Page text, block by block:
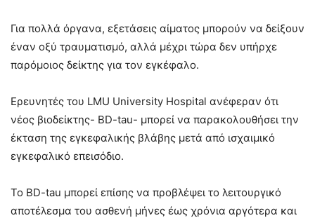
Για πολλά όργανα, εξετάσεις αίματος μπορούν να δείξουν
έναν οξύ τραυματισμό, αλλά μέχρι τώρα δεν υπήρχε
παρόμοιος δείκτης για τον εγκέφαλο.
Ερευνητές του LMU University Hospital ανέφεραν ότι
νέος βιοδείκτης- BD-tau- μπορεί να παρακολουθήσει την
έκταση της εγκεφαλικής βλάβης μετά από ισχαιμικό
εγκεφαλικό επεισόδιο.
Το BD-tau μπορεί επίσης να προβλέψει το λειτουργικό
αποτέλεσμα του ασθενή μήνες έως χρόνια αργότερα και